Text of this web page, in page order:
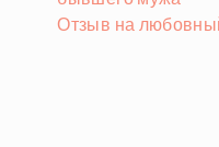
Отзыв на